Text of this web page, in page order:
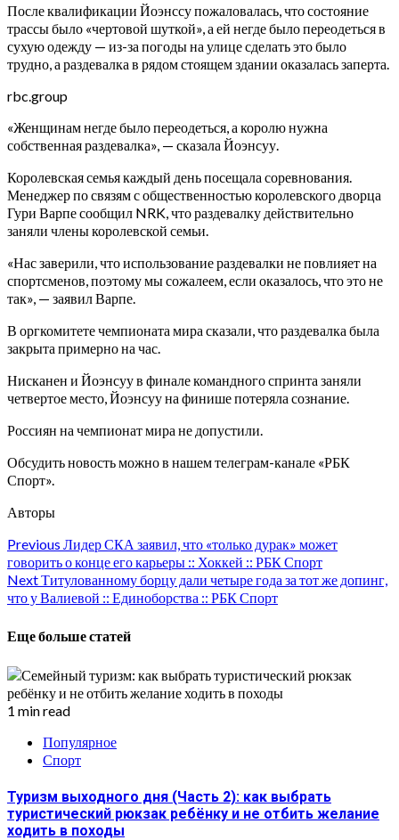
После квалификации Йоэнссу пожаловалась, что состояние
трассы было «чертовой шуткой», а ей негде было переодеться в
сухую одежду — из-за погоды на улице сделать это было
трудно, а раздевалка в рядом стоящем здании оказалась заперта.
rbc.group
«Женщинам негде было переодеться, а королю нужна
собственная раздевалка», — сказала Йоэнсуу.
Королевская семья каждый день посещала соревнования.
Менеджер по связям с общественностью королевского дворца
Гури Варпе сообщил NRK, что раздевалку действительно
заняли члены королевской семьи.
«Нас заверили, что использование раздевалки не повлияет на
спортсменов, поэтому мы сожалеем, если оказалось, что это не
так», — заявил Варпе.
В оргкомитете чемпионата мира сказали, что раздевалка была
закрыта примерно на час.
Нисканен и Йоэнсуу в финале командного спринта заняли
четвертое место, Йоэнсуу на финише потеряла сознание.
Россиян на чемпионат мира не допустили.
Обсудить новость можно в нашем телеграм-канале «РБК
Спорт».
Авторы
Continue
Reading
Previous Лидер СКА заявил, что «только дурак» может
говорить о конце его карьеры :: Хоккей :: РБК Спорт
NextТитулованному борцу дали четыре года за тот же допинг,
что у Валиевой :: Единоборства :: РБК Спорт
Еще больше статей
1 min read
Популярное
Спорт
Туризм выходного дня (Часть 2): как выбрать
туристический рюкзак ребёнку и не отбить желание
ходить в походы